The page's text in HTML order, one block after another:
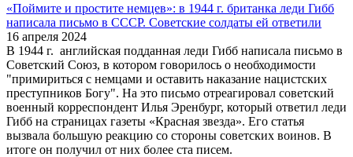
«Поймите и простите немцев»: в 1944 г. британка леди Гибб
написала письмо в СССР. Советские солдаты ей ответили
16 апреля 2024
В 1944 г. английская подданная леди Гибб написала письмо в
Советский Союз, в котором говорилось о необходимости
"примириться с немцами и оставить наказание нацистских
преступников Богу". На это письмо отреагировал советский
военный корреспондент Илья Эренбург, который ответил леди
Гибб на страницах газеты «Красная звезда». Его статья
вызвала большую реакцию со стороны советских воинов. В
итоге он получил от них более ста писем.